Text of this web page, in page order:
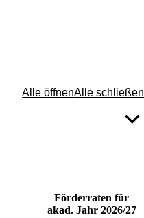
Alle öffnenAlle schließen
Förderraten für
akad. Jahr 2026/27